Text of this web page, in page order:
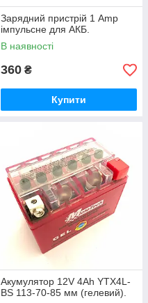
Зарядний пристрій 1 Amp
імпульсне для АКБ.
В наявності
360 ₴
Купити
Акумулятор 12V 4Аһ YTX4L-
BS 113-70-85 мм (гелевий).